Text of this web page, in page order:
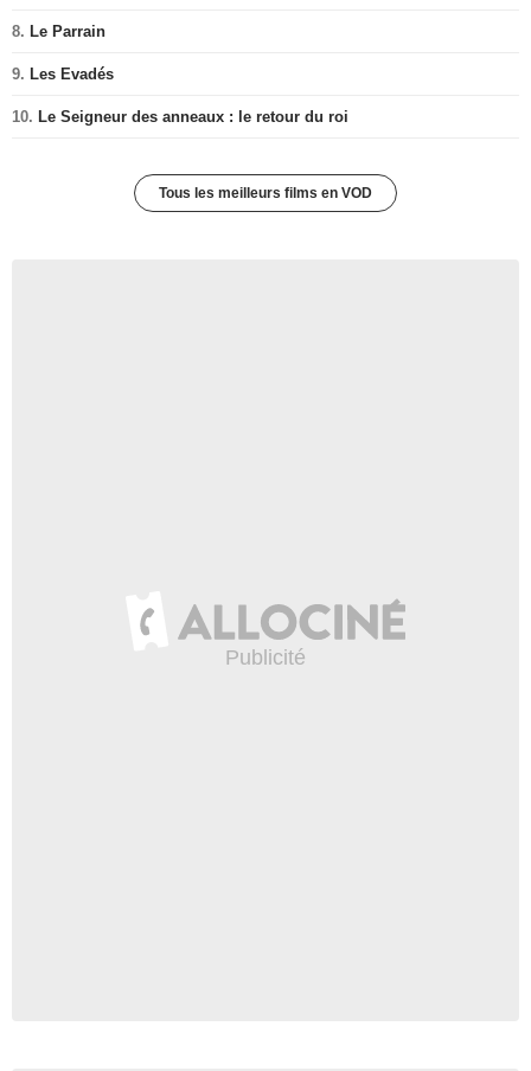
8. Le Parrain
9. Les Evadés
10. Le Seigneur des anneaux : le retour du roi
Tous les meilleurs films en VOD